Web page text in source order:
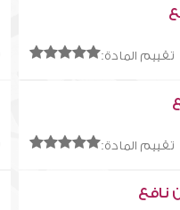
تقييم المادة:
تقييم المادة:
نافع